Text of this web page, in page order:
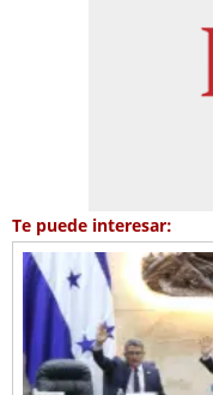
Te puede interesar: